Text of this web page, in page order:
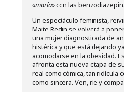
«maría»con las
Un espectáculo feminista,
Maite Redin se volverá a
una mujer diagnosticada de
histérica y que está dejando
acomodarse en la obesidad.
afronta esta nueva etapa de
real como cómica, tan ridícula
como sincera. Ven, ríe y